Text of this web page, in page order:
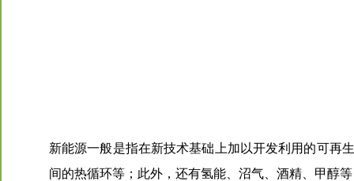
新能源一般是指在新技术基础上加以开发利用的可再
间的热循环等；此外，还有氢能、沼气、酒精、甲醇